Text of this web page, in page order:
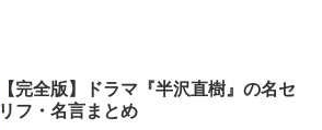
【完全版】ドラマ『半沢直樹』の名セ
リフ・名言まとめ